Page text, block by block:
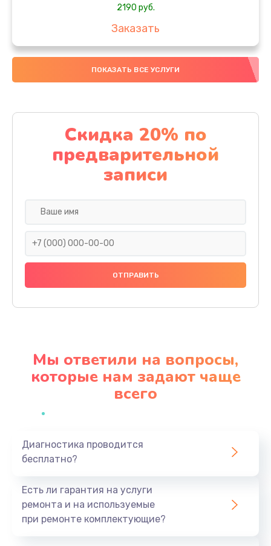
2190 руб.
Заказать
Замена передней камеры
490 руб.
Замена полифонического динамика
390 руб.
Заказать
Сбор/Разбор
1490 руб.
Заказать
Замена кнопки Home (домой)
Замена сканера отпечатка
Заказать
ПОКАЗАТЬ ВСЕ УСЛУГИ
Скидка 20% по
предварительной
записи
Мы ответили на вопросы,
которые нам задают чаще
всего
Диагностика проводится
бесплатно?
Есть ли гарантия на услуги
ремонта и на используемые
при ремонте комплектующие?